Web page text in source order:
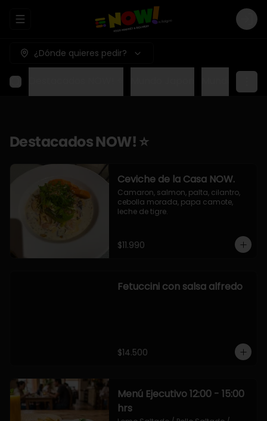
Abrir menu de navegación Login
¿Dónde quieres pedir?
Destacados NOW! ⭐
Ceviche de la Casa NOW.
Camaron, salmon, palta, cilantro,
cebolla morada, papa camote,
leche de tigre.
$11.990
Fetuccini con salsa alfredo
$14.500
Menú Ejecutivo 12:00 - 15:00
hrs